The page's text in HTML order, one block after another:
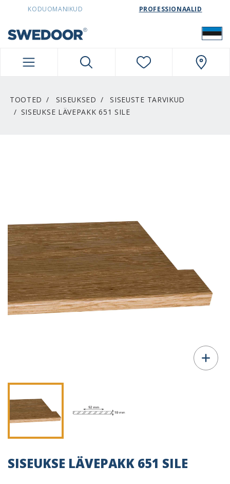
SWEDOORESTONIA NAVIGATION
KODUOMANIKUD PROFESSIONAALID
TOOTED SISEUKSED
SISEUSTE TARVIKUD
SISEUKSE LÄVEPAKK 651 SILE
SISEUKSE LÄVEPAKK 651 SILE